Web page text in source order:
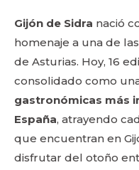
Gijón de Sidra nació
homenaje a una de
de Asturias. Hoy, 16
consolidado como
gastronómicas más
España, atrayendo
que encuentran en
disfrutar del otoño